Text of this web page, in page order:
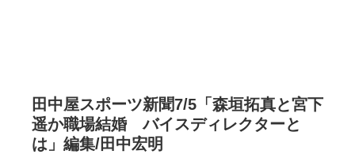
田中屋スポーツ新聞7/5「森垣拓真と宮下
遥か職場結婚 バイスディレクターと
は」編集/田中宏明